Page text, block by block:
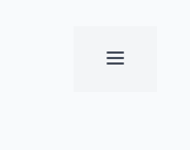
MENU